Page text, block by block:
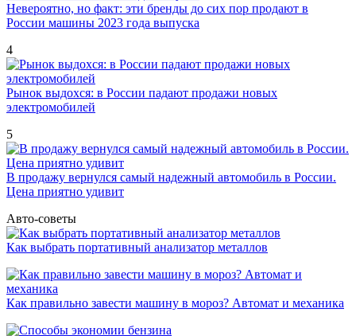
Невероятно, но факт: эти бренды до сих пор продают в
России машины 2023 года выпуска
4
Рынок выдохся: в России падают продажи новых
электромобилей
5
В продажу вернулся самый надежный автомобиль в России.
Цена приятно удивит
Авто-советы
Как выбрать портативный анализатор металлов
Как правильно завести машину в мороз? Автомат и механика